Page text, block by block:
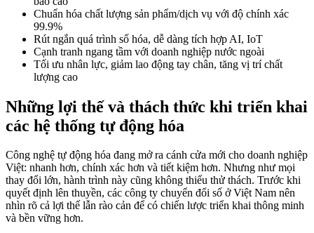
Chuẩn hóa chất lượng sản phẩm/dịch vụ với độ chính xác
99.9%
Rút ngắn quá trình số hóa, dễ dàng tích hợp AI, IoT
Cạnh tranh ngang tầm với doanh nghiệp nước ngoài
Tối ưu nhân lực, giảm lao động tay chân, tăng vị trí chất
lượng cao
Những lợi thế và thách thức khi triển khai
các hệ thống tự động hóa
Công nghệ tự động hóa đang mở ra cánh cửa mới cho doanh nghiệp
Việt: nhanh hơn, chính xác hơn và tiết kiệm hơn. Nhưng như mọi
thay đổi lớn, hành trình này cũng không thiếu thử thách. Trước khi
quyết định lên thuyền, các công ty chuyển đổi số ở Việt Nam nên
nhìn rõ cả lợi thế lẫn rào cản để có chiến lược triển khai thông minh
và bền vững hơn.